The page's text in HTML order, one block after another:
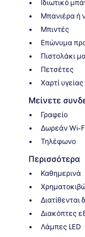
Ιδιωτικό
Μπανιέρα ή
Μπιντές
Επώνυμα
Πιστολάκι
Πετσέτες
Χαρτί υγείας
Μείνετε
Γραφείο
Δωρεάν Wi-
Τηλέφωνο
Περισσότερα
Καθημερινά
Διακόπτες
Λάμπες LED